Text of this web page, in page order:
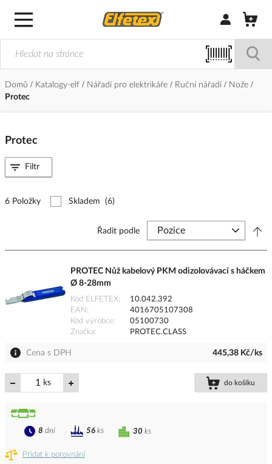
Přihlásit/
Domů Katalogy-elf Nářadí pro elektrikáře Ruční nářadí
Nože
Protec
Protec
6 Položky Skladem (6)
Řadit podle
PROTEC Nůž kabelový PKM odizolovávací s háčkem
Ø 8-28mm
Kód ELFETEX
10.042.392
EAN
4016705107308
Kód výrobce
05100730
Značka
PROTEC.CLASS
Cena s DPH 445,38 Kč/ks
ks do košíku
Přidat k porovnání
30 ks
8 dní 56 ks
Filtr